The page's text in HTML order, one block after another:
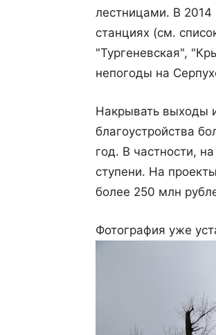
лестницами. В
станциях (см.
"Тургеневская",
непогоды на
Накрывать выходы
благоустройства
год. В частности,
ступени. На
более 250 млн
Фотография уже